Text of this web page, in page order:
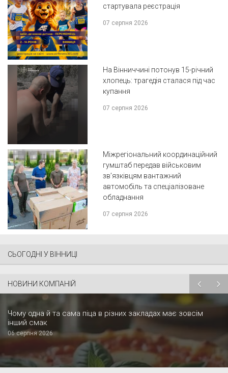
стартувала реєстрація
07 серпня 2026
На Вінниччині потонув 15-річний
хлопець: трагедія сталася під час
купання
07 серпня 2026
Міжрегіональний координаційний
гумштаб передав військовим
зв’язківцям вантажний
автомобіль та спеціалізоване
обладнання
07 серпня 2026
СЬОГОДНІ У ВІННИЦІ
НОВИНИ КОМПАНІЙ
Чому одна й та сама піца в різних закладах має зовсім
інший смак
06 серпня 2026